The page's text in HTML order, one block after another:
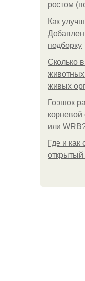
ростом
Как
подборку
Сколько
живых
Горшок
корневой
или
Где и
открытый